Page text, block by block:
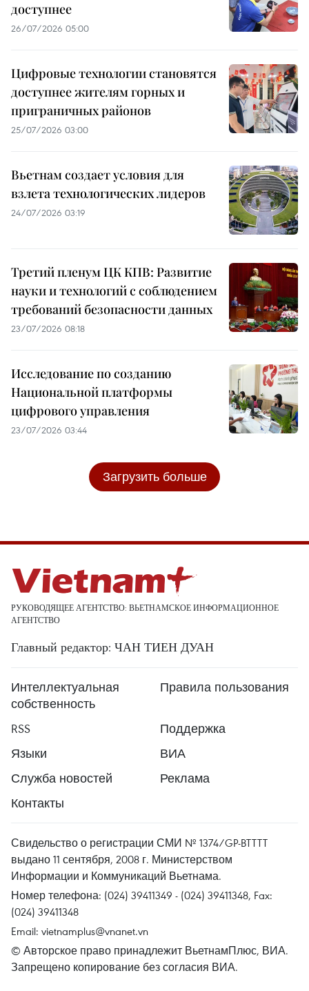
доступнее
26/07/2026 05:00
Цифровые технологии становятся
доступнее жителям горных и
приграничных районов
25/07/2026 03:00
Вьетнам создает условия для
взлета технологических лидеров
24/07/2026 03:19
Третий пленум ЦК КПВ: Развитие
науки и технологий с соблюдением
требований безопасности данных
23/07/2026 08:18
Исследование по созданию
Национальной платформы
цифрового управления
23/07/2026 03:44
Загрузить больше
РУКОВОДЯЩЕЕ АГЕНТСТВО: ВЬЕТНАМСКОЕ ИНФОРМАЦИОННОЕ
АГЕНТСТВО
Главный редактор: ЧАН ТИЕН ДУАН
Интеллектуальная
собственность
Правила пользования
RSS
Поддержка
Языки
ВИА
Служба новостей
Реклама
Контакты
Свидельство о регистрации СМИ № 1374/GP-BTTTT
выдано 11 сентября, 2008 г. Министерством
Информации и Коммуникаций Вьетнама.
Номер телефона: (024) 39411349 - (024) 39411348, Fax:
(024) 39411348
Email: vietnamplus@vnanet.vn
© Авторское право принадлежит ВьетнамПлюс, ВИА.
Запрещено копирование без согласия ВИА.